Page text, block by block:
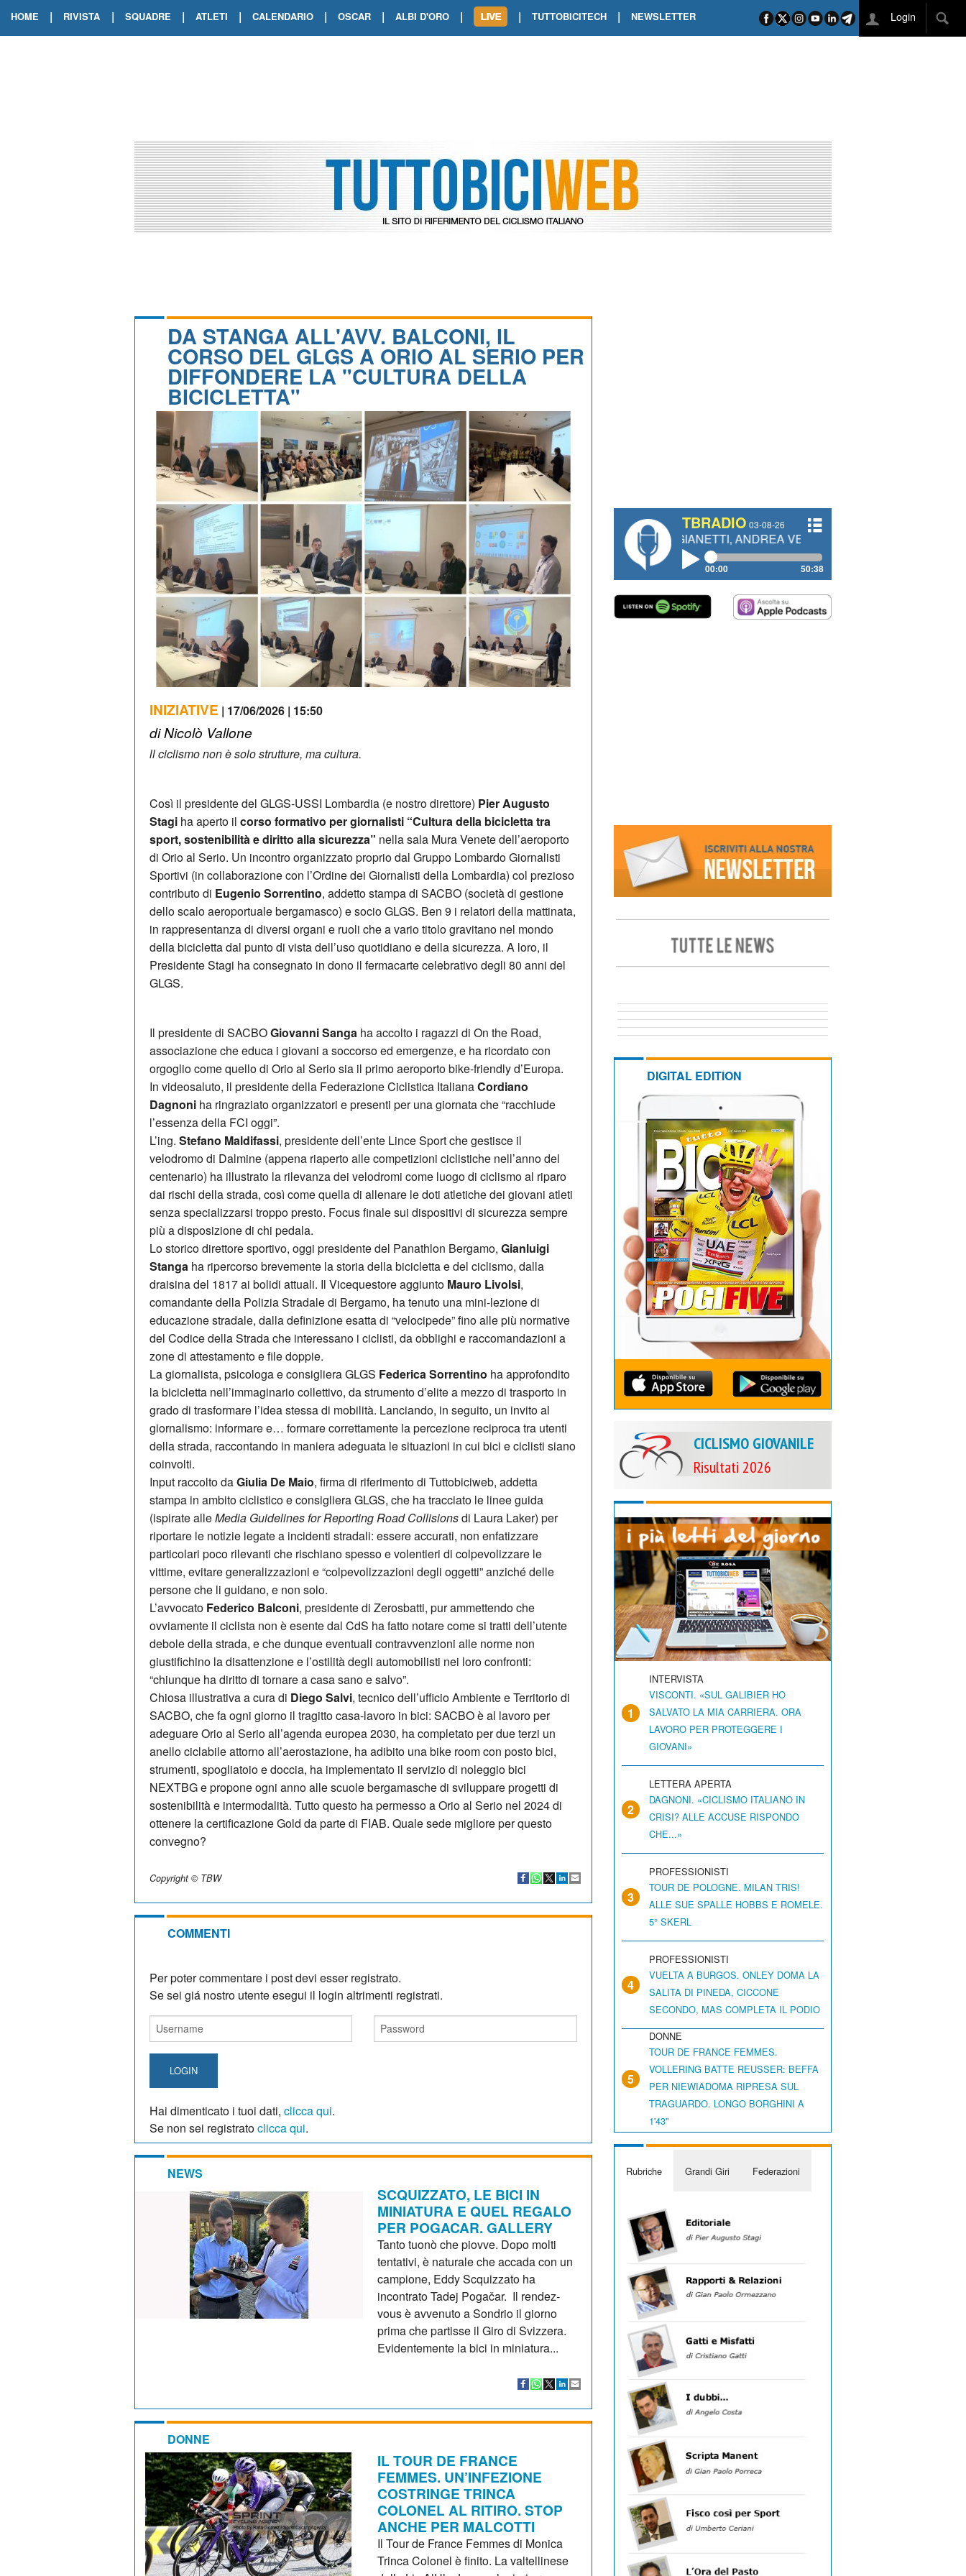
HOME | RIVISTA | SQUADRE | ATLETI | CALENDARIO | OSCAR | ALBI D'ORO |
TOUR DE FRANCE. ORCIERES-MERLETTE INCORONA CARAPAZ
TOUR DE FRANCE. A VOIRON TRIONFO DI PHILIPSEN SU SCHMID E KOOIJ
| TUTTOBICITECH | NEWSLETTER Login
DA STANGA ALL'AVV. BALCONI, IL
CORSO DEL GLGS A ORIO AL SERIO PER
DIFFONDERE LA "CULTURA DELLA
BICICLETTA"
INIZIATIVE | 17/06/2026 | 15:50
di Nicolò Vallone
ll ciclismo non è solo strutture, ma cultura.
Così il presidente del GLGS-USSI Lombardia (e nostro direttore) Pier Augusto
Stagi ha aperto il corso formativo per giornalisti “Cultura della bicicletta tra
sport, sostenibilità e diritto alla sicurezza” nella sala Mura Venete dell’aeroporto
di Orio al Serio. Un incontro organizzato proprio dal Gruppo Lombardo Giornalisti
Sportivi (in collaborazione con l’Ordine dei Giornalisti della Lombardia) col prezioso
contributo di Eugenio Sorrentino, addetto stampa di SACBO (società di gestione
dello scalo aeroportuale bergamasco) e socio GLGS. Ben 9 i relatori della mattinata,
in rappresentanza di diversi organi e ruoli che a vario titolo gravitano nel mondo
della bicicletta dal punto di vista dell’uso quotidiano e della sicurezza. A loro, il
Presidente Stagi ha consegnato in dono il fermacarte celebrativo degli 80 anni del
GLGS.
Il presidente di SACBOGiovanni Sanga ha accolto i ragazzi di On the Road,
associazione che educa i giovani a soccorso ed emergenze, e ha ricordato con
orgoglio come quello di Orio al Serio sia il primo aeroporto bike-friendly d’Europa.
In videosaluto, il presidente della Federazione Ciclistica ItalianaCordiano
Dagnoni ha ringraziato organizzatori e presenti per una giornata che “racchiude
l’essenza della FCI oggi”.
L’ing. Stefano Maldifassi, presidente dell’ente Lince Sport che gestisce il
velodromo di Dalmine (appena riaperto alle competizioni ciclistiche nell’anno del
centenario) ha illustrato la rilevanza dei velodromi come luogo di ciclismo al riparo
dai rischi della strada, così come quella di allenare le doti atletiche dei giovani atleti
senza specializzarsi troppo presto. Focus finale sui dispositivi di sicurezza sempre
più a disposizione di chi pedala.
Lo storico direttore sportivo, oggi presidente del Panathlon Bergamo, Gianluigi
Stanga ha ripercorso brevemente la storia della bicicletta e del ciclismo, dalla
draisina del 1817 ai bolidi attuali. Il Vicequestore aggiunto Mauro Livolsi,
comandante della Polizia Stradale di Bergamo, ha tenuto una mini-lezione di
educazione stradale, dalla definizione esatta di “velocipede” fino alle più normative
del Codice della Strada che interessano i ciclisti, da obblighi e raccomandazioni a
zone di attestamento e file doppie.
La giornalista, psicologa e consigliera GLGS Federica Sorrentino ha approfondito
la bicicletta nell’immaginario collettivo, da strumento d’elite a mezzo di trasporto in
grado di trasformare l’idea stessa di mobilità. Lanciando, in seguito, un invito al
giornalismo: informare e… formare correttamente la percezione reciproca tra utenti
della strada, raccontando in maniera adeguata le situazioni in cui bici e ciclisti siano
coinvolti.
Input raccolto daGiulia De Maio, firma di riferimento di Tuttobiciweb, addetta
stampa in ambito ciclistico e consigliera GLGS, che ha tracciato le linee guida
(ispirate alleMedia Guidelines for Reporting Road Collisionsdi Laura Laker) per
riportare le notizie legate a incidenti stradali: essere accurati, non enfatizzare
particolari poco rilevanti che rischiano spesso e volentieri di colpevolizzare le
vittime, evitare generalizzazioni e “colpevolizzazioni degli oggetti” anziché delle
persone che li guidano, e non solo.
L’avvocato Federico Balconi, presidente di Zerosbatti, pur ammettendo che
ovviamente il ciclista non è esente dal CdS ha fatto notare come si tratti dell’utente
debole della strada, e che dunque eventuali contravvenzioni alle norme non
giustifichino la disattenzione e l’ostilità degli automobilisti nei loro confronti:
“chiunque ha diritto di tornare a casa sano e salvo”.
Chiosa illustrativa a cura di Diego Salvi, tecnico dell’ufficio Ambiente e Territorio di
SACBO, che fa ogni giorno il tragitto casa-lavoro in bici: SACBO è al lavoro per
adeguare Orio al Serio all’agenda europea 2030, ha completato per due terzi un
anello ciclabile attorno all’aerostazione, ha adibito una bike room con posto bici,
strumenti, spogliatoio e doccia, ha implementato il servizio di noleggio bici
NEXTBG e propone ogni anno alle scuole bergamasche di sviluppare progetti di
sostenibilità e intermodalità. Tutto questo ha permesso a Orio al Serio nel 2024 di
ottenere la certificazione Gold da parte di FIAB. Quale sede migliore per questo
convegno?
Copyright © TBW
COMMENTI
Per poter commentare i post devi esser registrato.
Se sei giá nostro utente esegui il login altrimenti registrati.
LOGIN
Hai dimenticato i tuoi dati, clicca qui.
Se non sei registratoclicca qui.
NEWS
SCQUIZZATO, LE BICI IN
MINIATURA E QUEL REGALO
PER POGACAR. GALLERY
Tanto tuonò che piovve. Dopo molti
tentativi, è naturale che accada con un
campione, Eddy Scquizzato ha
incontrato Tadej Pogačar. Il rendez-
vous è avvenuto a Sondrio il giorno
prima che partisse il Giro di Svizzera.
Evidentemente la bici in miniatura...
DONNE
IL TOUR DE FRANCE
FEMMES. UN’INFEZIONE
COSTRINGE TRINCA
COLONEL AL RITIRO. STOP
ANCHE PER MALCOTTI
Il Tour de France Femmes di Monica
Trinca Colonel è finito. La valtellinese
TBRADIO 03-08-26
#334 CHARLY WEGELIUS, MAURO GIANETTI, ANDREA VENDRAME, FILIPPO FIORELLI
00:00 50:38
DIGITAL EDITION
CICLISMO GIOVANILE
Risultati 2026
1
INTERVISTA
VISCONTI. «SUL GALIBIER HO
SALVATO LA MIA CARRIERA. ORA
LAVORO PER PROTEGGERE I
GIOVANI»
2
LETTERA APERTA
DAGNONI. «CICLISMO ITALIANO IN
CRISI? ALLE ACCUSE RISPONDO
CHE...»
3
PROFESSIONISTI
TOUR DE POLOGNE. MILAN TRIS!
ALLE SUE SPALLE HOBBS E ROMELE.
5° SKERL
4
PROFESSIONISTI
VUELTA A BURGOS. ONLEY DOMA LA
SALITA DI PINEDA, CICCONE
SECONDO, MAS COMPLETA IL PODIO
5
DONNE
TOUR DE FRANCE FEMMES.
VOLLERING BATTE REUSSER: BEFFA
PER NIEWIADOMA RIPRESA SUL
TRAGUARDO. LONGO BORGHINI A
1'43"
Rubriche Grandi Giri Federazioni